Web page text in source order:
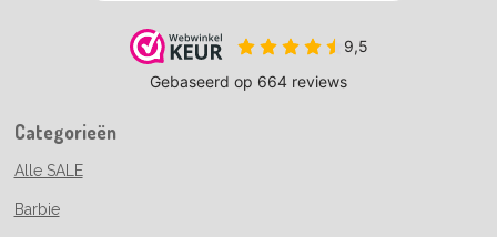
Categorieën
Alle SALE
Barbie